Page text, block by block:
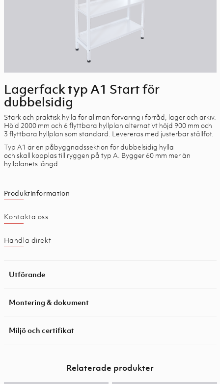
Lagerfack typ A1 Start för
dubbelsidig
Stark och praktisk hylla för allmän förvaring i förråd, lager och arkiv.
Höjd 2000 mm och 6 flyttbara hyllplan alternativt höjd 900 mm och
3 flyttbara hyllplan som standard. Levereras med justerbar ställfot.
Typ A1 är en påbyggnadssektion för dubbelsidig hylla
och skall kopplas till ryggen på typ A. Bygger 60 mm mer än
hyllplanets längd.
Produktinformation
Kontakta oss
Handla direkt
Utförande
Montering & dokument
Miljö och certifikat
Relaterade produkter